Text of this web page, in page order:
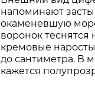
напоминают
окаменевшую
воронок
кремовые
до сантиметра. В
кажется